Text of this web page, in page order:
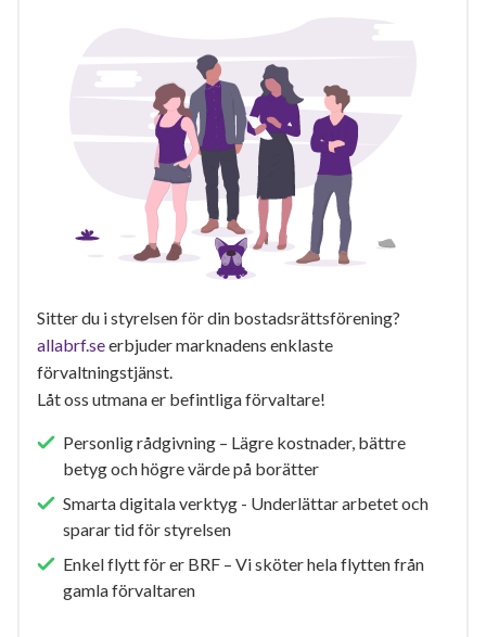
Sitter du i styrelsen för din bostadsrättsförening?
allabrf.seerbjuder marknadens enklaste
förvaltningstjänst.
Låt oss utmana er befintliga förvaltare!
Personlig rådgivning – Lägre kostnader, bättre
betyg och högre värde på borätter
Smarta digitala verktyg - Underlättar arbetet och
sparar tid för styrelsen
Enkel flytt för er BRF – Vi sköter hela flytten från
gamla förvaltaren